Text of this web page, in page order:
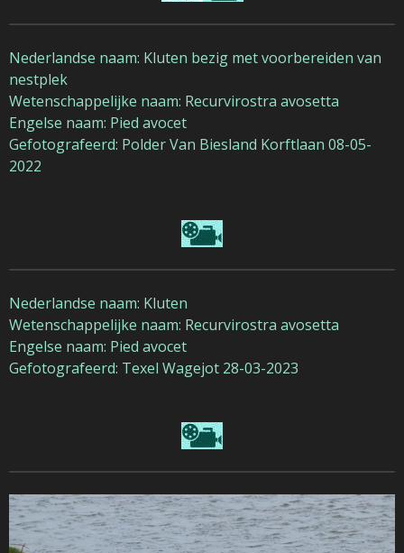
Nederlandse naam: Kluten bezig met voorbereiden van
nestplek
Wetenschappelijke naam: Recurvirostra avosetta
Engelse naam: Pied avocet
Gefotografeerd: Polder Van Biesland Korftlaan 08-05-
2022
Nederlandse naam: Kluten
Wetenschappelijke naam: Recurvirostra avosetta
Engelse naam: Pied avocet
Gefotografeerd: Texel Wagejot 28-03-2023